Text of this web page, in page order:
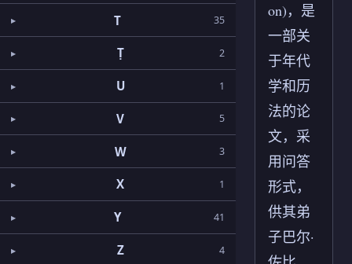
T 35
Ṭ 2
U 1
V 5
W 3
X 1
Y 41
Z 4
on)，是
一部关
于年代
学和历
法的论
文，采
用问答
形式，
供其弟
子巴尔·